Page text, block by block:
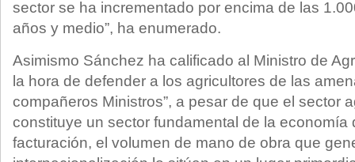
sector se ha incrementado por encima de las
años y medio”, ha enumerado.
Asimismo Sánchez ha calificado al Ministro de
la hora de defender a los agricultores de las
compañeros Ministros”, a pesar de que el sector
constituye un sector fundamental de la economía
facturación, el volumen de mano de obra que